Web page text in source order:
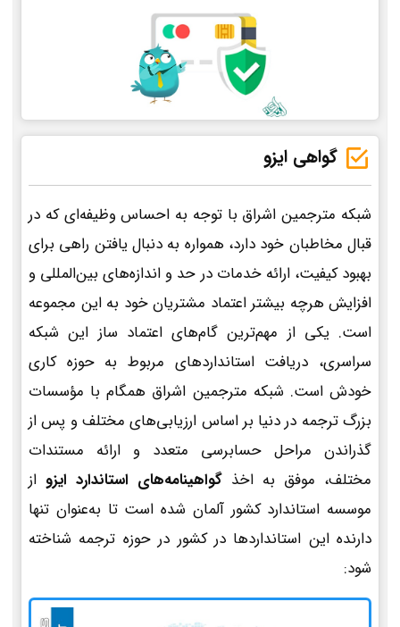
گواهی ایزو
شبکه مترجمین اشراق با توجه به احساس وظیفه‌ای که در
قبال مخاطبان خود دارد، همواره به دنبال یافتن راهی برای
بهبود کیفیت، ارائه خدمات در حد و اندازه‌های بین‌المللی و
افزایش هرچه بیشتر اعتماد مشتریان خود به این مجموعه
است. یکی از مهم‌ترین گام‌های اعتماد ساز این شبکه
سراسری، دریافت استانداردهای مربوط به حوزه کاری
خودش است. شبکه مترجمین اشراق همگام با مؤسسات
بزرگ ترجمه در دنیا بر اساس ارزیابی‌های مختلف و پس از
گذراندن مراحل حسابرسی متعدد و ارائه مستندات
مختلف، موفق به اخذ گواهینامه‌های استاندارد ایزو از
موسسه استاندارد کشور آلمان شده است تا به‌عنوان تنها
دارنده این استانداردها در کشور در حوزه ترجمه شناخته
شود: